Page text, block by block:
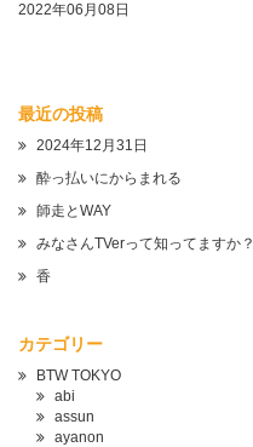
2022年06月08日
最近の投稿
2024年12月31日
酔っ払いにからまれる
師走とWAY
みなさんTVerって知ってますか？
香
カテゴリー
BTW TOKYO
abi
assun
ayanon